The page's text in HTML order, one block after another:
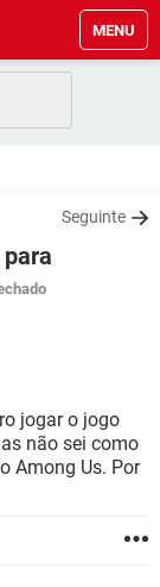
MENU
Seguinte
jogar o jogo
não sei como
Among Us. Por